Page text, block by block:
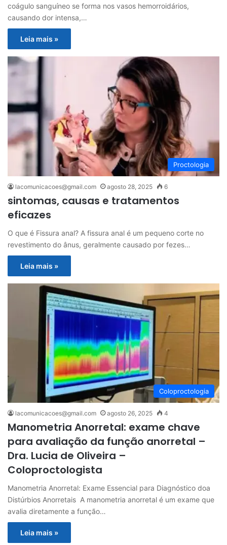
coágulo sanguíneo se forma nos vasos hemorroidários,
causando dor intensa,…
Leia mais »
Proctologia
lacomunicacoes@gmail.com agosto 28, 2025 6
sintomas, causas e tratamentos
eficazes
O que é Fissura anal? A fissura anal é um pequeno corte no
revestimento do ânus, geralmente causado por fezes…
Leia mais »
Coloproctologia
lacomunicacoes@gmail.com agosto 26, 2025 4
Manometria Anorretal: exame chave
para avaliação da função anorretal –
Dra. Lucia de Oliveira –
Coloproctologista
Manometria Anorretal: Exame Essencial para Diagnóstico doa
Distúrbios Anorretais A manometria anorretal é um exame que
avalia diretamente a função…
Leia mais »